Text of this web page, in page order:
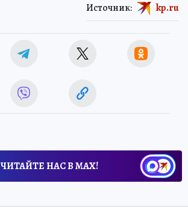
Источник: kp.ru
ЧИТАЙТЕ НАС В МАХ!